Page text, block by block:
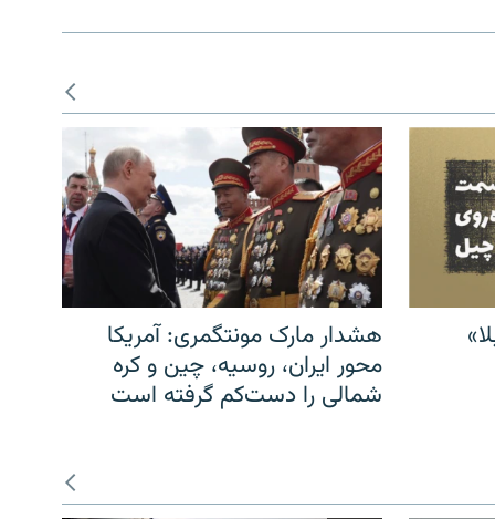
هشدار مارک مونتگمری: آمریکا
محور ایران، روسیه، چین و کره
شمالی را دست‌کم گرفته است